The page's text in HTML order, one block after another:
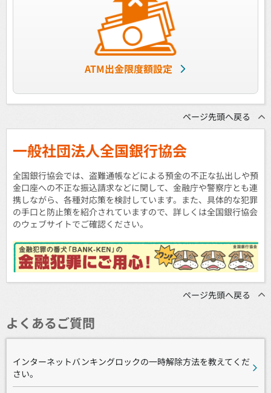
ATM出金限度額設定
ページ先頭へ戻る
一般社団法人全国銀行協会
全国銀行協会では、盗難通帳などによる預金の不正な払出しや預
金口座への不正な振込請求などに関して、金融庁や警察庁とも連
携しながら、各種対応策を検討しています。また、具体的な犯罪
の手口と防止策を紹介されていますので、詳しくは全国銀行協会
のウェブサイトでご確認ください。
ページ先頭へ戻る
よくあるご質問
インターネットバンキングロックの一時解除方法を教えてくだ
さい。